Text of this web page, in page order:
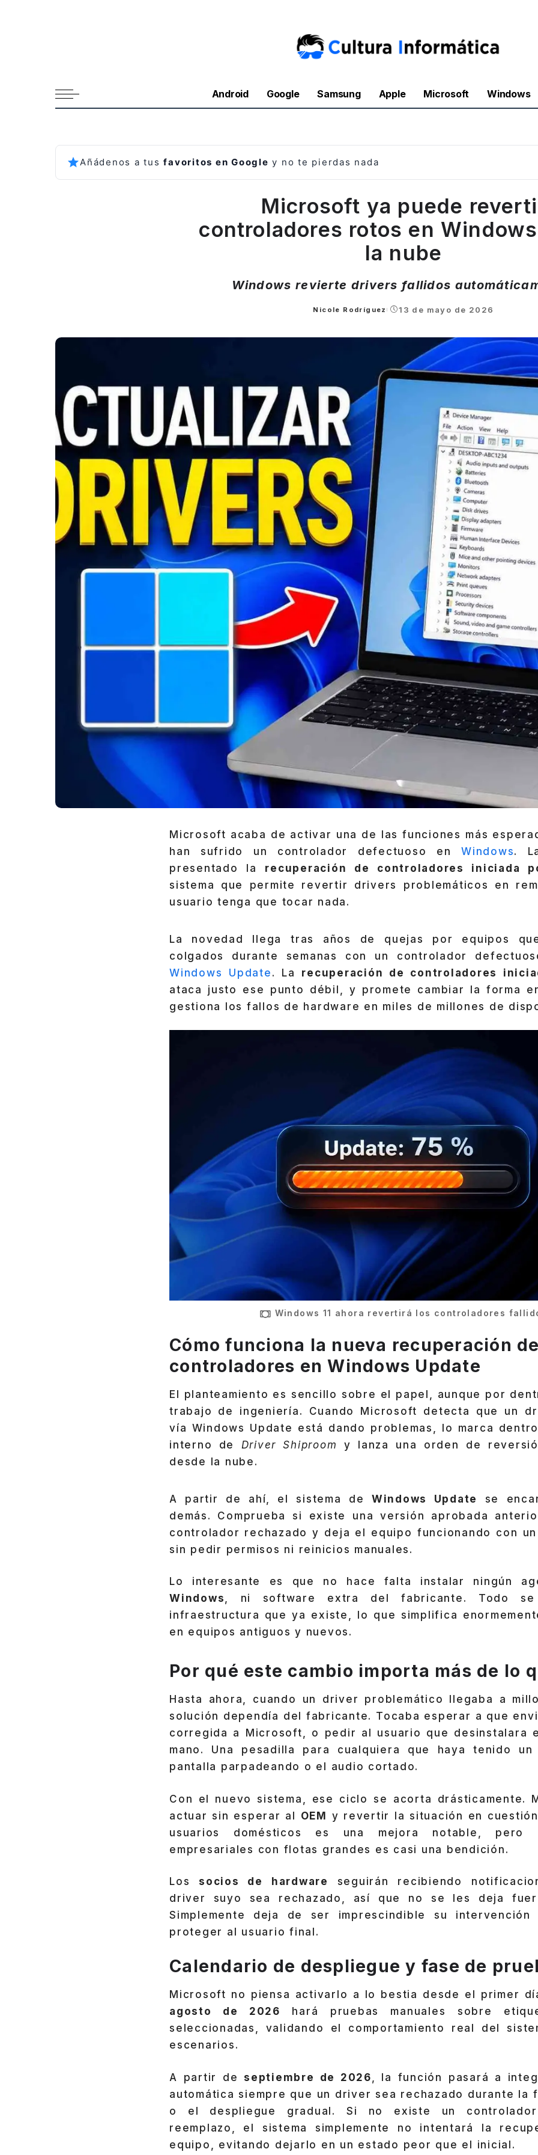
Android Google Samsung Apple Microsoft Windows
Añádenos a tusfavoritos en Google y no te pierdas nada
Microsoft ya puede
controladores rotos en
la nube
Windows revierte drivers fallidos
Posted
Nicole Rodríguez 13 de mayo de 2026
Microsoft acaba de activar una de las funciones más
han sufrido un controlador defectuoso enWindows.
presentado la recuperación de controladores iniciada
sistema que permite revertir drivers problemáticos en
usuario tenga que tocar nada.
La novedad llega tras años de quejas por equipos
colgados durante semanas con un controlador
Windows Update . La recuperación de controladores
ataca justo ese punto débil, y promete cambiar la forma
gestiona los fallos de hardware en miles de millones de
Windows 11 ahora revertirá los controladores
Cómo funciona la nueva recuperación
controladores en Windows Update
El planteamiento es sencillo sobre el papel, aunque por
trabajo de ingeniería. Cuando Microsoft detecta que un
vía Windows Update está dando problemas, lo marca
interno de Driver Shiproom
y lanza una orden de
desde la nube.
A partir de ahí, el sistema de Windows Update
se
demás. Comprueba si existe una versión aprobada
controlador rechazado y deja el equipo funcionando con
sin pedir permisos ni reinicios manuales.
Lo interesante es que no hace falta instalar ningún
Windows, ni software extra del fabricante. Todo
infraestructura que ya existe, lo que simplifica
en equipos antiguos y nuevos.
Por qué este cambio importa más de lo
Hasta ahora, cuando un driver problemático llegaba a
solución dependía del fabricante. Tocaba esperar a que
corregida a Microsoft, o pedir al usuario que desinstalara
mano. Una pesadilla para cualquiera que haya tenido
pantalla parpadeando o el audio cortado.
Con el nuevo sistema, ese ciclo se acorta drásticamente.
actuar sin esperar al OEM y revertir la situación en
usuarios domésticos es una mejora notable, pero
empresariales con flotas grandes es casi una bendición.
Lossocios de hardware
seguirán recibiendo
driver suyo sea rechazado, así que no se les deja
Simplemente deja de ser imprescindible su intervención
proteger al usuario final.
Calendario de despliegue y fase de
Microsoft no piensa activarlo a lo bestia desde el primer
agosto de 2026 hará pruebas manuales sobre
seleccionadas, validando el comportamiento real del
escenarios.
A partir deseptiembre de 2026 , la función pasará a
automática siempre que un driver sea rechazado durante la
o el despliegue gradual. Si no existe un
reemplazo, el sistema simplemente no intentará la
equipo, evitando dejarlo en un estado peor que el inicial.